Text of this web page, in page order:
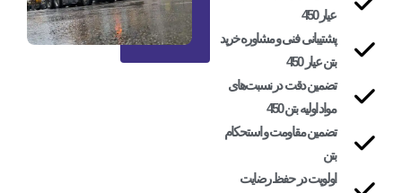
عیار 450
پشتیبانی فنی و مشاوره خرید
بتن عیار 450
تضمین دقت در نسبت‌های
مواد اولیه بتن 450
تضمین مقاومت و استحکام
بتن
اولویت در حفظ رضایت